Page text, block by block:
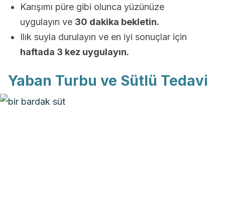
Karışımı püre gibi olunca yüzünüze
uygulayın ve 30 dakika bekletin.
Ilık suyla durulayın ve en iyi sonuçlar için
haftada 3 kez uygulayın.
Yaban Turbu ve Sütlü Tedavi